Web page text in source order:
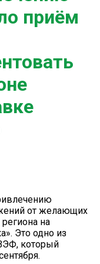
приём
от желающих
на
Это одно из
который